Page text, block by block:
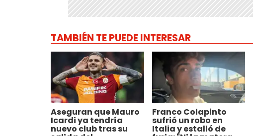
TAMBIÉN TE PUEDE INTERESAR
Aseguran que Mauro
Icardi ya tendría
nuevo club tras su
Franco Colapinto
sufrió un robo en
Italia y estalló de